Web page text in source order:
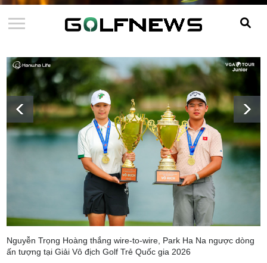
Nguyễn Trọng Hoàng thắng wire-to-wire, Park Ha Na ngược dòng
ấn tượng tại Giải Vô địch Golf Trẻ Quốc gia 2026